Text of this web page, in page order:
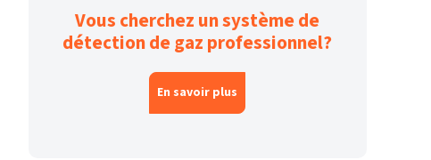
Vous cherchez un système de
détection de gaz professionnel?
En savoir plus